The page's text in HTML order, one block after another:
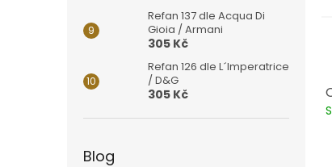
Refan 137 dle Acqua Di
Gioia / Armani
305 Kč
Refan 126 dle L´Imperatrice
/ D&G
305 Kč
Blog